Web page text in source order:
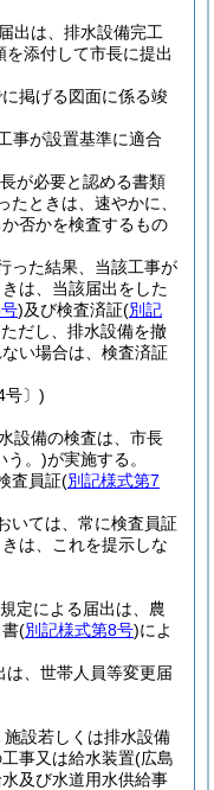
出は、排水設備完工
を添付して市長に提出
に掲げる図面に係る竣
事が設置基準に適合
が必要と認める書類
たときは、速やかに、
否かを検査するもの
った結果、当該工事が
は、当該届出をした
)及び検査済証(別記
ただし、排水設備を撤
い場合は、検査済証
号〕)
設備の検査は、市長
う。)が実施する。
査員証(別記様式第7
いては、常に検査員証
は、これを提示しな
定による届出は、農
(別記様式第8号)によ
は、世帯人員等変更届
設若しくは排水設備
事又は給水装置(広島
及び水道用水供給事